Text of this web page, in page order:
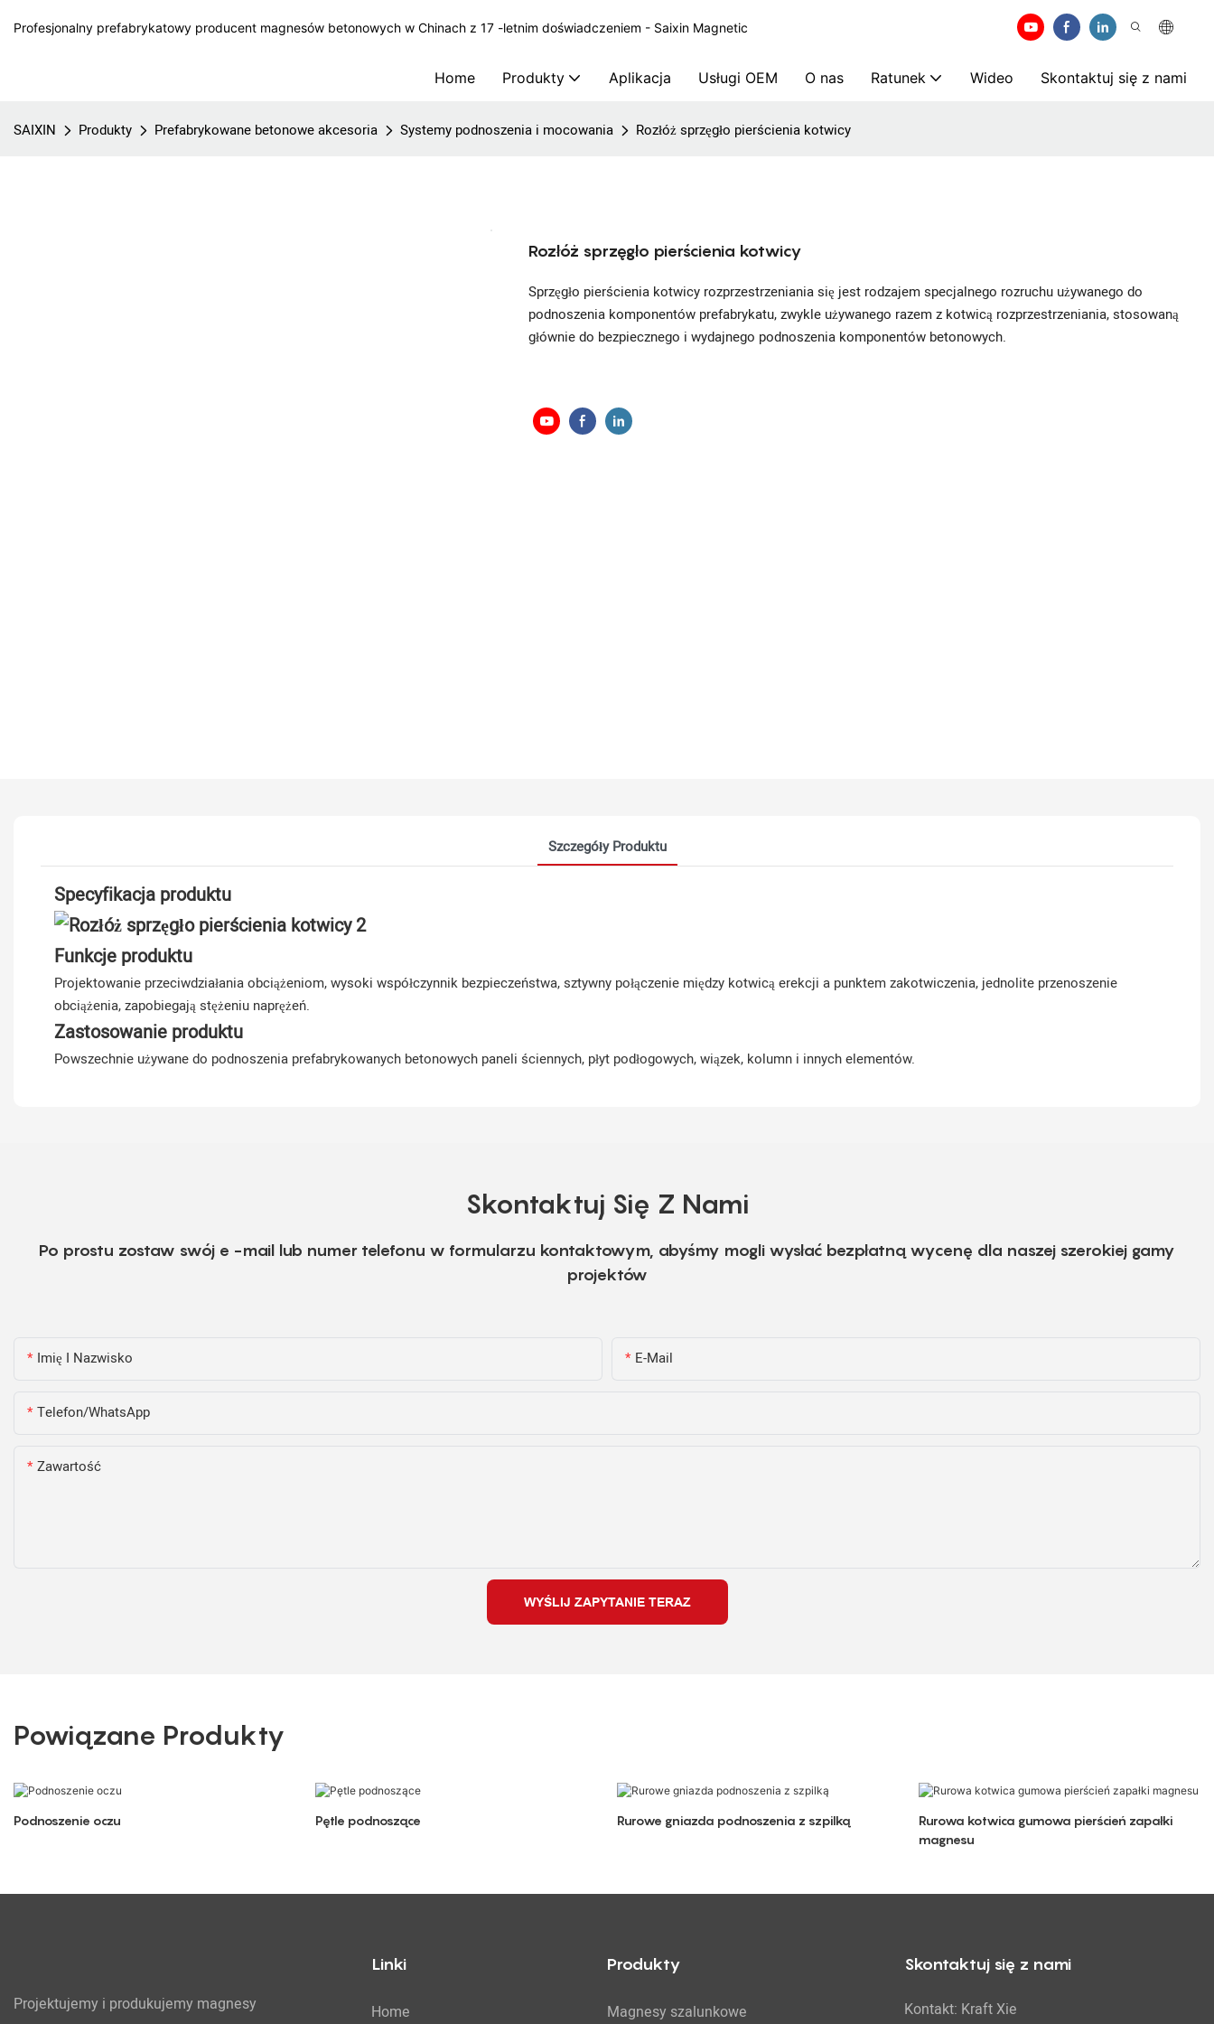
Profesjonalny prefabrykatowy producent magnesów betonowych w Chinach z 17 -letnim doświadczeniem - Saixin Magnetic
Home Produkty Aplikacja Usługi OEM O nas Ratunek Wideo Skontaktuj się z nami
SAIXIN Produkty Prefabrykowane betonowe akcesoria Systemy podnoszenia i mocowania Rozłóż sprzęgło pierścienia kotwicy
Rozłóż sprzęgło pierścienia kotwicy
Sprzęgło pierścienia kotwicy rozprzestrzeniania się jest rodzajem specjalnego rozruchu używanego do
podnoszenia komponentów prefabrykatu, zwykle używanego razem z kotwicą rozprzestrzeniania, stosowaną
głównie do bezpiecznego i wydajnego podnoszenia komponentów betonowych.
Szczegóły Produktu
Specyfikacja produktu
Funkcje produktu
Projektowanie przeciwdziałania obciążeniom, wysoki współczynnik bezpieczeństwa, sztywny połączenie między kotwicą erekcji a punktem zakotwiczenia, jednolite przenoszenie
obciążenia, zapobiegają stężeniu naprężeń.
Zastosowanie produktu
Powszechnie używane do podnoszenia prefabrykowanych betonowych paneli ściennych, płyt podłogowych, wiązek, kolumn i innych elementów.
Skontaktuj Się Z Nami
Po prostu zostaw swój e -mail lub numer telefonu w formularzu kontaktowym, abyśmy mogli wysłać bezpłatną wycenę dla naszej szerokiej gamy
projektów
Imię I Nazwisko E-Mail
Telefon/WhatsApp
Zawartość
WYŚLIJ ZAPYTANIE TERAZ
Powiązane Produkty
Podnoszenie oczu Pętle podnoszące Rurowe gniazda podnoszenia z szpilką
Rurowa kotwica gumowa pierścień zapałki
magnesu
Projektujemy i produkujemy magnesy
Linki
Home
Produkty
Magnesy szalunkowe
Skontaktuj się z nami
Kontakt: Kraft Xie